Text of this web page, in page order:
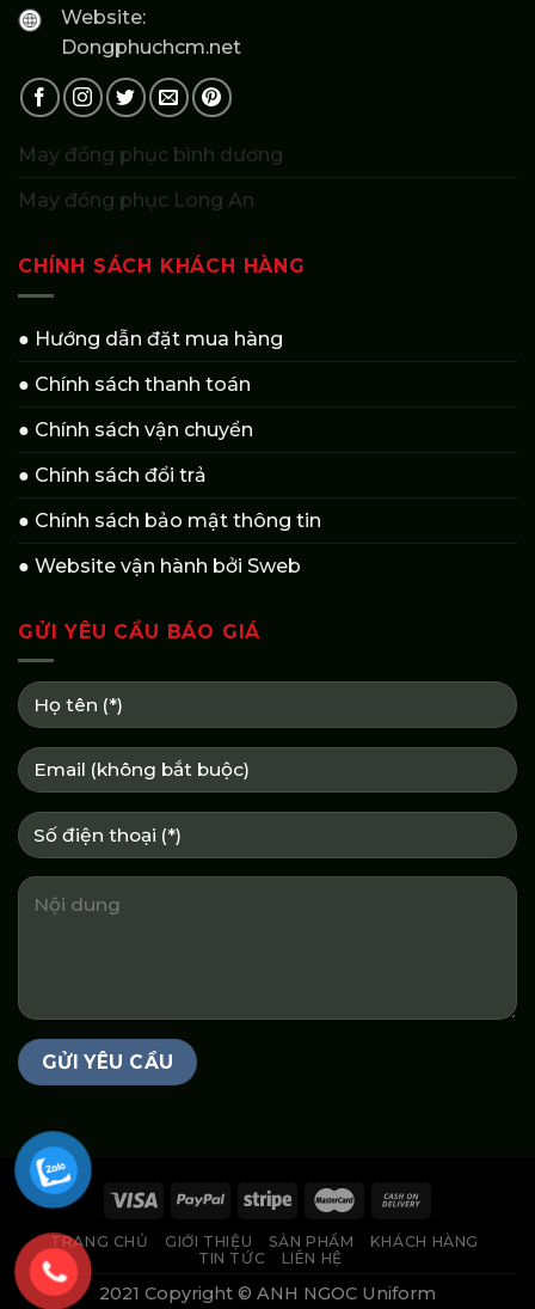
Website:
Dongphuchcm.net
May đồng phục bình dương
May đồng phục Long An
CHÍNH SÁCH KHÁCH HÀNG
● Hướng dẫn đặt mua hàng
● Chính sách thanh toán
● Chính sách vận chuyển
● Chính sách đổi trả
● Chính sách bảo mật thông tin
● Website vận hành bởi Sweb
GỬI YÊU CẦU BÁO GIÁ
TRANG CHỦ GIỚI THIỆU SẢN PHẨM
KHÁCH HÀNG
TIN TỨC
LIÊN HỆ
2021 Copyright © ANH NGOC Uniform